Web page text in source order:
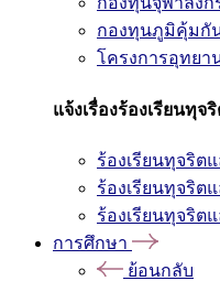
กองทุนภูมิคุ้มกั
โครงการอุทยา
แจ้งเรื่องร้องเรียนทุจ
ร้องเรียนทุจริต
ร้องเรียนทุจริต
ร้องเรียนทุจริต
การศึกษา
ย้อนกลับ